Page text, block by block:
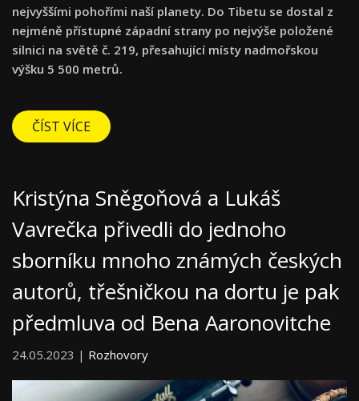
nejvyššími pohořími naší planety. Do Tibetu se dostal z
nejméně přístupné západní strany po nejvýše položené
silnici na světě č. 219, přesahující místy nadmořskou
výšku 5 500 metrů.
ČÍST VÍCE
Kristýna Sněgoňová a Lukáš
Vavrečka přivedli do jednoho
sborníku mnoho známých českých
autorů, třešničkou na dortu je pak
předmluva od Bena Aaronovitche
24.05.2023 | Rozhovory